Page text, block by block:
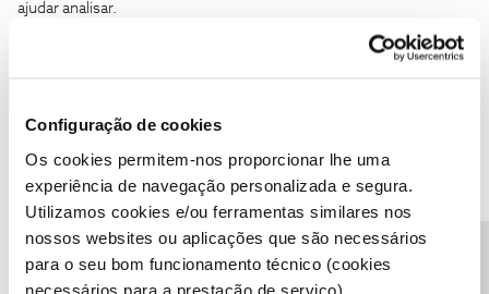
Configuração de cookies
Os cookies permitem-nos proporcionar lhe uma
experiência de navegação personalizada e segura.
Utilizamos cookies e/ou ferramentas similares nos
nossos websites ou aplicações que são necessários
para o seu bom funcionamento técnico (cookies
necessários para a prestação de serviço).
ajudar analisar.
Envie-nos, por favor, uma mensagem privada para o perfil
Número de contribuinte associado ao contrato;
Obrigado
Ajude a comunidade a encontrar informação relevante. Marque
como "Melhor Resposta" e faça "Like" nos melhores comentários.
Siga os perfis da moderação, através da opção "Seguir", para estar